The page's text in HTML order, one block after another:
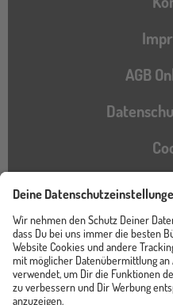
AGB
Instagram
TikTokPinterest